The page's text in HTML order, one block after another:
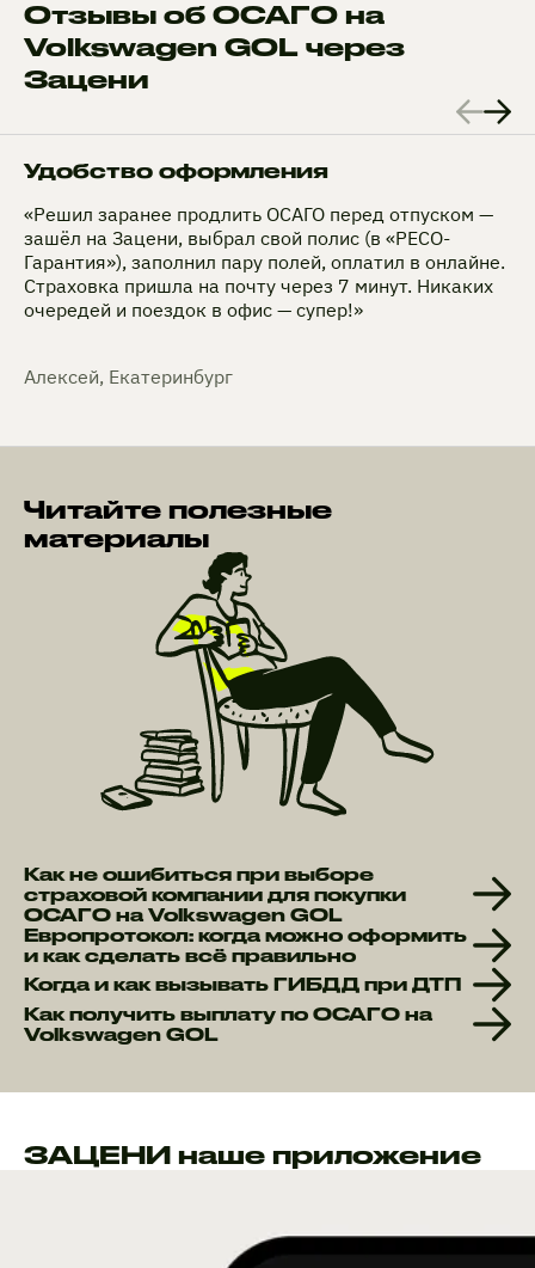
Отзывы об ОСАГО на
Volkswagen GOL через
Зацени
Удобство оформления
«Решил заранее продлить ОСАГО перед отпуском —
зашёл на Зацени, выбрал свой полис (в «РЕСО-
Гарантия»), заполнил пару полей, оплатил в онлайне.
Страховка пришла на почту через 7 минут. Никаких
очередей и поездок в офис — супер!»
Алексей, Екатеринбург
Читайте полезные
материалы
Как не ошибиться при выборе
страховой компании для покупки
ОСАГО на Volkswagen GOL
Европротокол: когда можно оформить
и как сделать всё правильно
Когда и как вызывать ГИБДД при ДТП
Как получить выплату по ОСАГО на
Volkswagen GOL
ЗАЦЕНИ наше приложение